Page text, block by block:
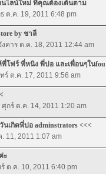
นไลน์ใหม่ ที่คุณต้องเต้นตาม
ต.ค. 19, 2011 6:48 pm
by ชาลี
งคาร ต.ค. 18, 2011 12:44 am
โฟร์ พี่หนิง พี่ปอ และเพื่อนๆในfou
ร์ ต.ค. 17, 2011 9:56 am
ศุกร์ ต.ค. 14, 2011 1:20 am
เกิดพี่ปอ adminstrators <<<
11, 2011 1:07 am
ะ
ต.ค. 10, 2011 6:40 pm